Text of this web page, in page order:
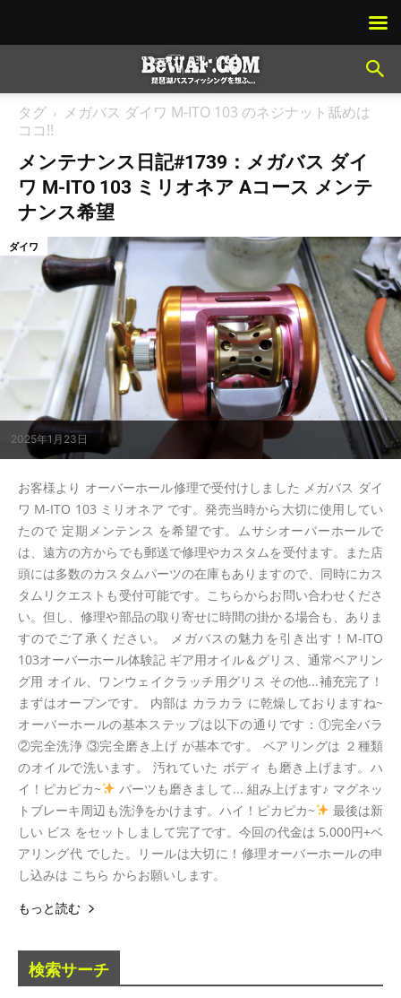
タグ
メガバス ダイワ M-ITO 103 のネジナット舐めは
ココ!!
メンテナンス日記#1739：メガバス ダイ
ワ M-ITO 103 ミリオネア Aコース メンテ
ナンス希望
2025年1月23日
ダイワ
お客様より オーバーホール修理で受付けしました メガバス ダイ
ワ M-ITO 103 ミリオネア です。発売当時から大切に使用してい
たので 定期メンテンス を希望です。ムサシオーバーホールで
は、遠方の方からでも郵送で修理やカスタムを受付ます。また店
頭には多数のカスタムパーツの在庫もありますので、同時にカス
タムリクエストも受付可能です。こちらからお問い合わせくださ
い。但し、修理や部品の取り寄せに時間の掛かる場合も、ありま
すのでご了承ください。 メガバスの魅力を引き出す！M-ITO
103オーバーホール体験記 ギア用オイル＆グリス、通常ベアリン
グ用 オイル、ワンウェイクラッチ用グリス その他...補充完了！
まずはオープンです。 内部は カラカラ に乾燥しておりますね~
オーバーホールの基本ステップは以下の通りです：①完全バラ
②完全洗浄 ③完全磨き上げ が基本です。 ベアリングは ２種類
のオイルで洗います。 汚れていた ボディ も磨き上げます。ハ
イ！ピカピカ~
パーツも磨きまして... 組み上げます♪ マグネッ
トブレーキ周辺も洗浄をかけます。ハイ！ピカピカ~
最後は新
しい ビス をセットしまして完了です。今回の代金は 5,000円+ベ
アリング代 でした。リールは大切に！修理オーバーホールの申
し込みは こちら からお願いします。
もっと読む
検索サーチ